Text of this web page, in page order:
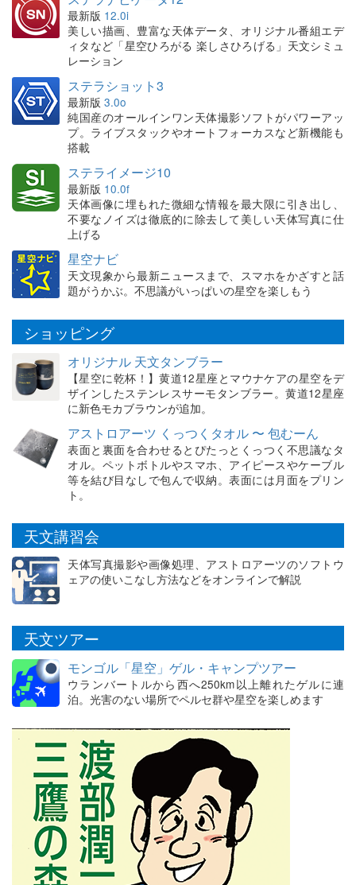
最新版 12.0i
美しい描画、豊富な天体データ、オリジナル番組エデ
ィタなど「星空ひろがる 楽しさひろげる」天文シミュ
レーション
ステラショット3
最新版 3.0o
純国産のオールインワン天体撮影ソフトがパワーアッ
プ。ライブスタックやオートフォーカスなど新機能も
搭載
ステライメージ10
最新版 10.0f
天体画像に埋もれた微細な情報を最大限に引き出し、
不要なノイズは徹底的に除去して美しい天体写真に仕
上げる
星空ナビ
天文現象から最新ニュースまで、スマホをかざすと話
題がうかぶ。不思議がいっぱいの星空を楽しもう
ショッピング
オリジナル 天文タンブラー
【星空に乾杯！】黄道12星座とマウナケアの星空をデ
ザインしたステンレスサーモタンブラー。黄道12星座
に新色モカブラウンが追加。
アストロアーツ くっつくタオル 〜 包むーん
表面と裏面を合わせるとぴたっとくっつく不思議なタ
オル。ペットボトルやスマホ、アイピースやケーブル
等を結び目なしで包んで収納。表面には月面をプリン
ト。
天文講習会
天体写真撮影や画像処理、アストロアーツのソフトウ
ェアの使いこなし方法などをオンラインで解説
天文ツアー
モンゴル「星空」ゲル・キャンプツアー
ウランバートルから西へ250km以上離れたゲルに連
泊。光害のない場所でペルセ群や星空を楽しめます